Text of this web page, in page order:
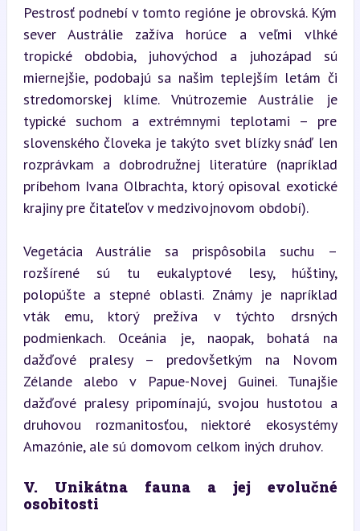
Pestrosť podnebí v tomto regióne je obrovská. Kým
sever Austrálie zažíva horúce a veľmi vlhké
tropické obdobia, juhovýchod a juhozápad sú
miernejšie, podobajú sa našim teplejším letám či
stredomorskej klíme. Vnútrozemie Austrálie je
typické suchom a extrémnymi teplotami – pre
slovenského človeka je takýto svet blízky snáď len
rozprávkam a dobrodružnej literatúre (napríklad
príbehom Ivana Olbrachta, ktorý opisoval exotické
krajiny pre čitateľov v medzivojnovom období).
Vegetácia Austrálie sa prispôsobila suchu –
rozšírené sú tu eukalyptové lesy, húštiny,
polopúšte a stepné oblasti. Známy je napríklad
vták emu, ktorý prežíva v týchto drsných
podmienkach. Oceánia je, naopak, bohatá na
dažďové pralesy – predovšetkým na Novom
Zélande alebo v Papue-Novej Guinei. Tunajšie
dažďové pralesy pripomínajú, svojou hustotou a
druhovou rozmanitosťou, niektoré ekosystémy
Amazónie, ale sú domovom celkom iných druhov.
V. Unikátna fauna a jej evolučné
osobitosti